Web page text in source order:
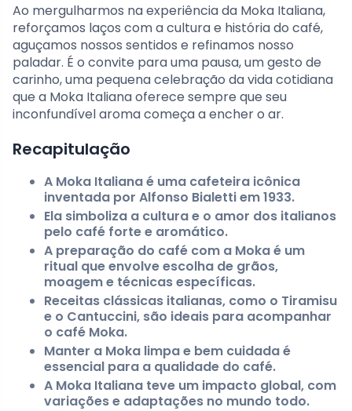
Ao mergulharmos na experiência da Moka Italiana,
reforçamos laços com a cultura e história do café,
aguçamos nossos sentidos e refinamos nosso
paladar. É o convite para uma pausa, um gesto de
carinho, uma pequena celebração da vida cotidiana
que a Moka Italiana oferece sempre que seu
inconfundível aroma começa a encher o ar.
Recapitulação
A Moka Italiana é uma cafeteira icônica
inventada por Alfonso Bialetti em 1933.
Ela simboliza a cultura e o amor dos italianos
pelo café forte e aromático.
A preparação do café com a Moka é um
ritual que envolve escolha de grãos,
moagem e técnicas específicas.
Receitas clássicas italianas, como o Tiramisu
e o Cantuccini, são ideais para acompanhar
o café Moka.
Manter a Moka limpa e bem cuidada é
essencial para a qualidade do café.
A Moka Italiana teve um impacto global, com
variações e adaptações no mundo todo.